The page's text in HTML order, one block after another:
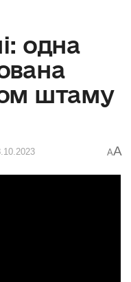
одна
штаму
AA